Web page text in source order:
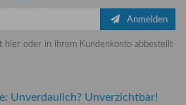
Anmelden
oder in Ihrem Kundenkonto abbestellt
Unverdaulich? Unverzichtbar!